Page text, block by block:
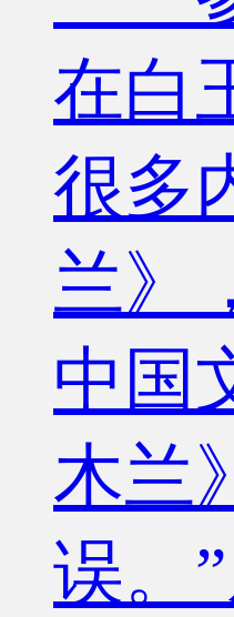
在白
很多
兰》
中国
木兰
误。